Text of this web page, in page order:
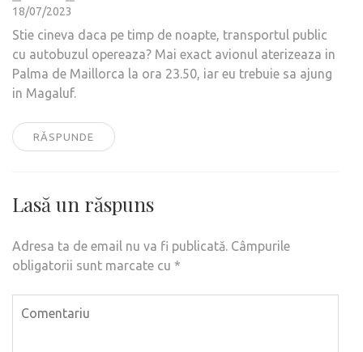
18/07/2023
Stie cineva daca pe timp de noapte, transportul public
cu autobuzul opereaza? Mai exact avionul aterizeaza in
Palma de Maillorca la ora 23.50, iar eu trebuie sa ajung
in Magaluf.
RĂSPUNDE
Lasă un răspuns
Adresa ta de email nu va fi publicată. Câmpurile
obligatorii sunt marcate cu *